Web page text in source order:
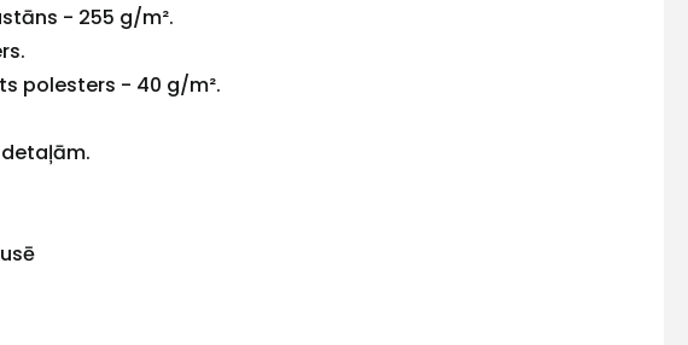
- 255 g/m².
polesters - 40 g/m².